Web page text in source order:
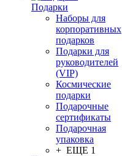
Подарки
Наборы для
корпоративных
подарков
Подарки для
руководителей
(VIP)
Космические
подарки
Подарочные
сертификаты
Подарочная
упаковка
+ ЕЩЕ 1